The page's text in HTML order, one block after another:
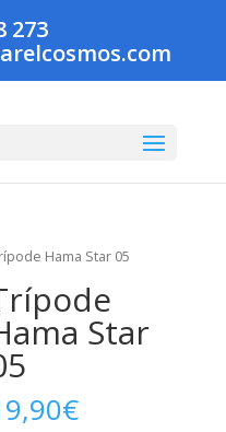
273
Hama Star 05
Star
€